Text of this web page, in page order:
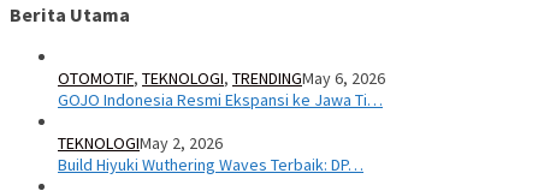
Berita Utama
OTOMOTIF, TEKNOLOGI, TRENDINGMay 6, 2026
GOJO Indonesia Resmi Ekspansi ke Jawa Ti…
TEKNOLOGIMay 2, 2026
Build Hiyuki Wuthering Waves Terbaik: DP…